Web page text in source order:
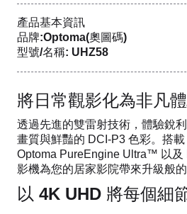
產品基本資訊
品牌:Optoma(奧圖碼)
型號/名稱: UHZ58
將日常觀影化為非凡
透過先進的雙雷射技術，體驗銳
畫質與鮮豔的 DCI-P3 色彩。搭載
Optoma PureEngine Ultra™ 以及
影機為您的居家影院帶來升級般的
以 4K UHD 將每個細